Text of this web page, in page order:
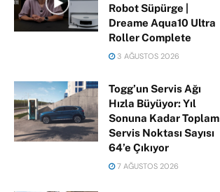
Robot Süpürge |
Dreame Aqua10 Ultra
Roller Complete
3 AĞUSTOS 2026
Togg’un Servis Ağı
Hızla Büyüyor: Yıl
Sonuna Kadar Toplam
Servis Noktası Sayısı
64’e Çıkıyor
7 AĞUSTOS 2026